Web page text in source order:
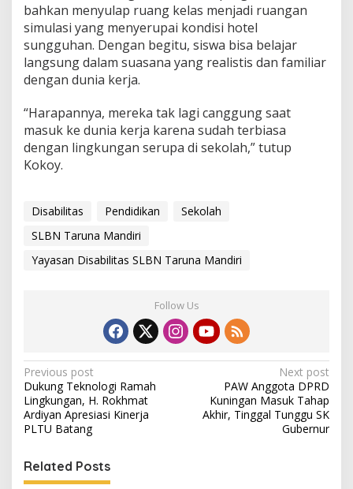
bahkan menyulap ruang kelas menjadi ruangan
simulasi yang menyerupai kondisi hotel
sungguhan. Dengan begitu, siswa bisa belajar
langsung dalam suasana yang realistis dan familiar
dengan dunia kerja.
“Harapannya, mereka tak lagi canggung saat
masuk ke dunia kerja karena sudah terbiasa
dengan lingkungan serupa di sekolah,” tutup
Kokoy.
Disabilitas Pendidikan
Sekolah
SLBN Taruna Mandiri
Yayasan Disabilitas SLBN Taruna Mandiri
Follow Us
Post
navigation
Previous post
Dukung Teknologi Ramah
Lingkungan, H. Rokhmat
Ardiyan Apresiasi Kinerja
PLTU Batang
Next post
PAW Anggota DPRD
Kuningan Masuk Tahap
Akhir, Tinggal Tunggu SK
Gubernur
Related Posts